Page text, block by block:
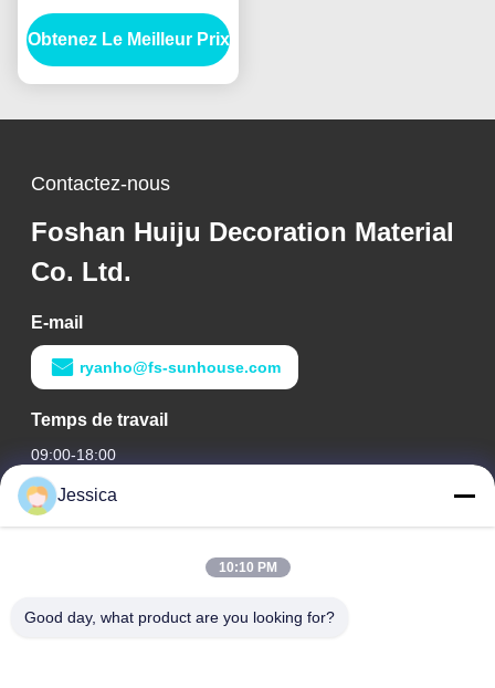
mélamine 12mm 9mm
18mm Pour meubles /
commerciaux
Obtenez Le Meilleur Prix
Contactez-nous
Foshan Huiju Decoration Material
Co. Ltd.
E-mail
ryanho@fs-sunhouse.com
Temps de travail
09:00-18:00
Notre adresse
Édifice international Weiye, n° 75 rue Lingnan, ville de Dali,
Jessica
10:10 PM
Good day, what product are you looking for?